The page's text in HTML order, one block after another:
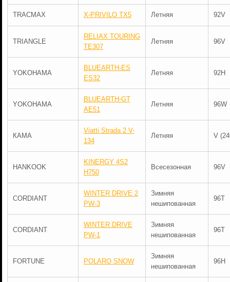
TRACMAX X-PRIVILO TX5 Летняя 92V
TRIANGLE
RELIAX TOURING
TE307
Летняя 96V
YOKOHAMA
BLUEARTH-ES
ES32
Летняя 92H
YOKOHAMA
BLUEARTH-GT
AE51
Летняя 96W
КАМА
Viatti Strada 2 V-
134
Летняя V
HANKOOK
KINERGY 4S2
H750
Всесезонная 96V
CORDIANT
WINTER DRIVE 2
PW-3
Зимняя
нешипованная
96T
CORDIANT
WINTER DRIVE
PW-1
Зимняя
нешипованная
96T
FORTUNE POLARO SNOW
Зимняя
нешипованная
96H